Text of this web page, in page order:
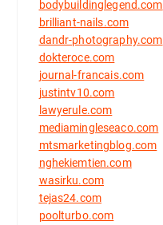
bodybuildinglegend.com
brilliant-nails.com
dandr-photography.com
dokteroce.com
journal-francais.com
justintv10.com
lawyerule.com
mediamingleseaco.com
mtsmarketingblog.com
nghekiemtien.com
wasirku.com
tejas24.com
poolturbo.com